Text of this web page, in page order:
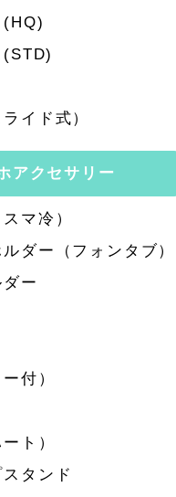
(HQ)
(STD)
イド式）
アクセサリー
マ冷）
ダー（フォンタブ）
ー
付）
ト）
タンド